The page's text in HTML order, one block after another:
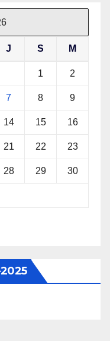
J S M
1 2
7 8 9
14 15 16
21 22 23
28 29 30